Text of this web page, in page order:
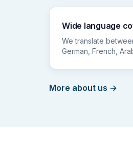
Wide language
We translate
German, French,
More about us →